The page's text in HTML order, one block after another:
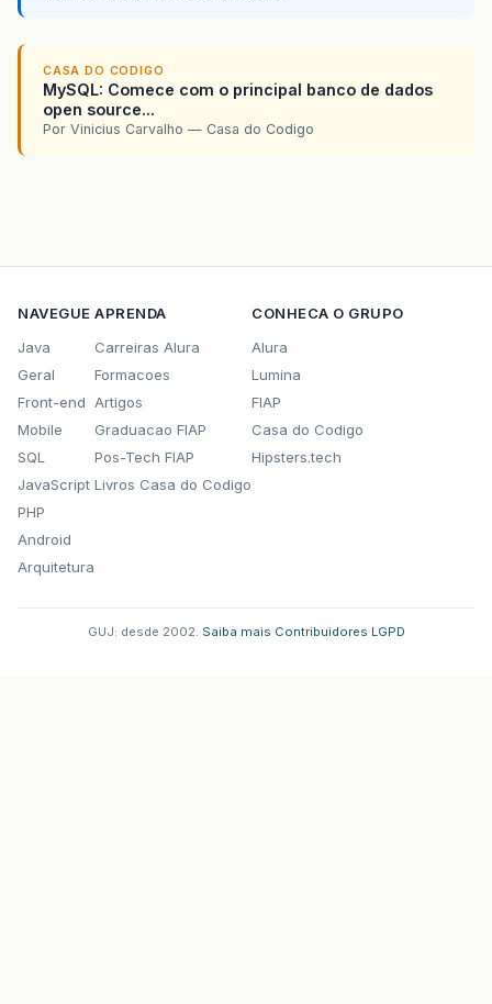
CASA DO CODIGO
MySQL: Comece com o principal banco de dados
open source...
Por Vinicius Carvalho — Casa do Codigo
NAVEGUE
Java
Geral
Front-end
Mobile
SQL
JavaScript
PHP
Android
Arquitetura
APRENDA
Carreiras Alura
Formacoes
Artigos
Graduacao FIAP
Pos-Tech FIAP
Livros Casa do Codigo
CONHECA O GRUPO
Alura
Lumina
FIAP
Casa do Codigo
Hipsters.tech
GUJ: desde 2002. Saiba mais Contribuidores LGPD